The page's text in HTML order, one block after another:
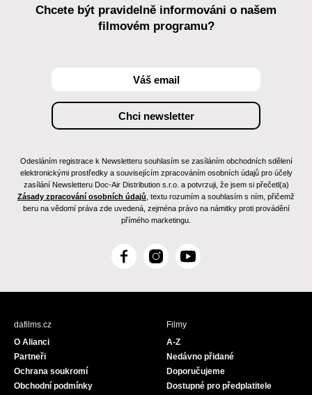
Chcete být pravidelně informováni o našem
filmovém programu?
Odesláním registrace k Newsletteru souhlasím se zasíláním obchodních sdělení
elektronickými prostředky a souvisejícím zpracováním osobních údajů pro účely
zasílání Newsletteru Doc-Air Distribution s.r.o. a potvrzuji, že jsem si přečetl(a)
Zásady zpracování osobních údajů , textu rozumím a souhlasím s ním, přičemž
beru na vědomí práva zde uvedená, zejména právo na námitky proti provádění
přímého marketingu.
F
c
I
s
Y
u
dafilms.cz
O Alianci
Partneři
Ochrana soukromí
Obchodní podmínky
Filmy
A-Z
Nedávno přidané
Doporučujeme
Dostupné pro předplatitele